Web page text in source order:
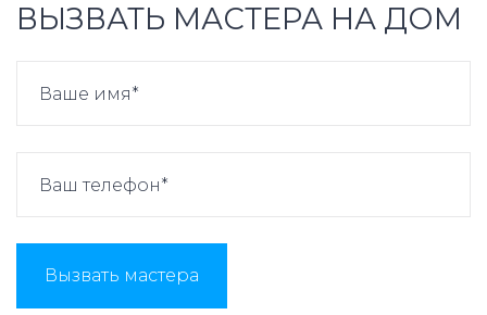
ВЫЗВАТЬ МАСТЕРА НА ДОМ
Вызвать мастера